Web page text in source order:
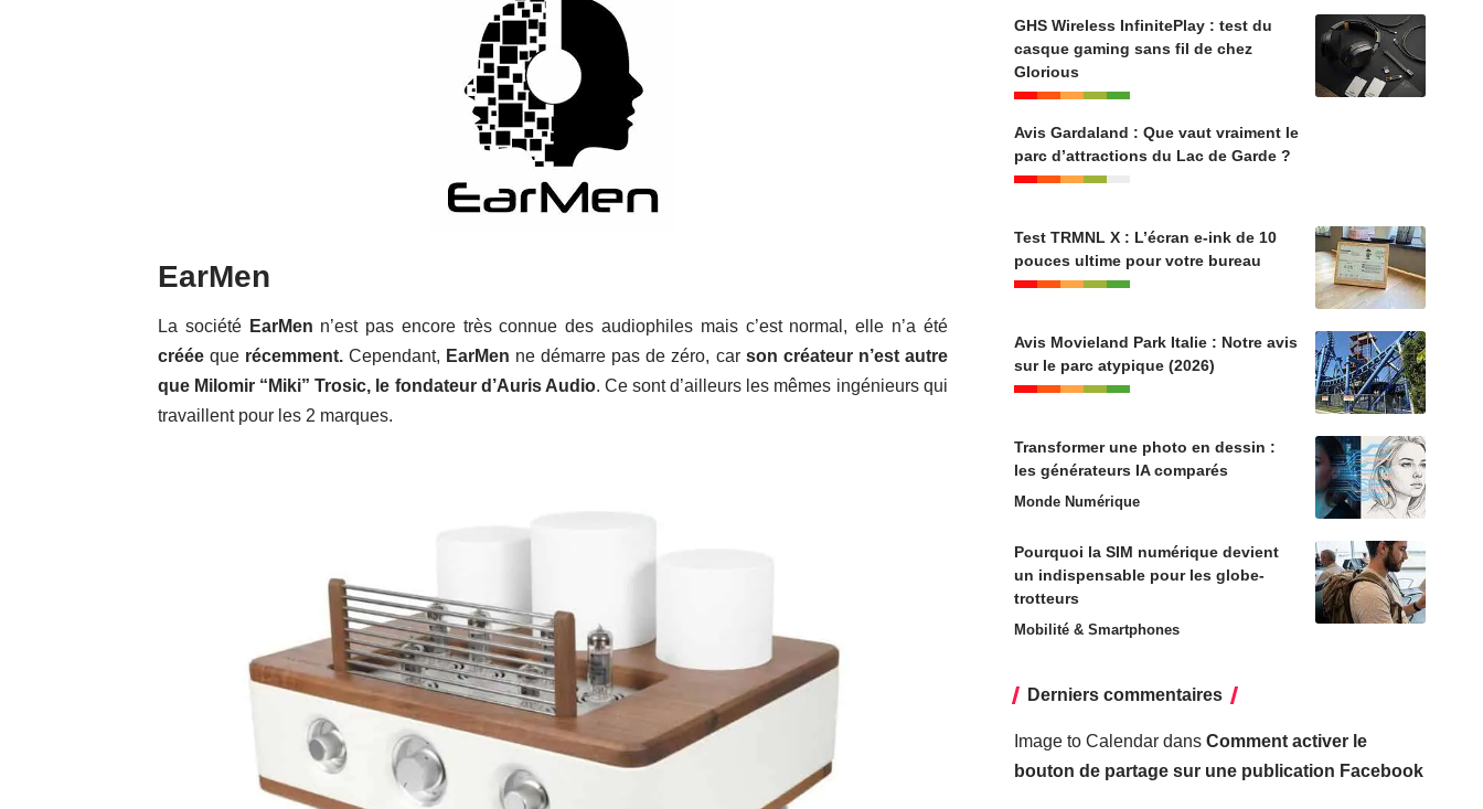
EarMen
La société EarMen n’est pas encore très connue des audiophiles mais c’est normal, elle n’a été
créée que récemment. Cependant, EarMen ne démarre pas de zéro, car son créateur n’est autre
que Milomir “Miki” Trosic, le fondateur d’Auris Audio. Ce sont d’ailleurs les mêmes ingénieurs qui
travaillent pour les 2 marques.
GHS Wireless InfinitePlay : test du
casque gaming sans fil de chez
Glorious
Avis Gardaland : Que vaut vraiment le
parc d’attractions du Lac de Garde ?
Test TRMNL X : L’écran e-ink de 10
pouces ultime pour votre bureau
Avis Movieland Park Italie : Notre avis
sur le parc atypique (2026)
Transformer une photo en dessin :
les générateurs IA comparés
Monde Numérique
Pourquoi la SIM numérique devient
un indispensable pour les globe-
trotteurs
Mobilité & Smartphones
Derniers commentaires
Image to Calendardans Comment activer le
bouton de partage sur une publication Facebook